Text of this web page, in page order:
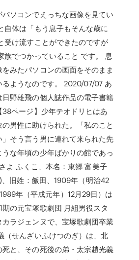
ソコンでえっちな画像を見てい
自体は「もう息子もそんな歳に
受け流すことができたのですが
族でつかっていること です。 息
みたパソコンの画面をそのまま
るようなのです。 2020/07/07 あ
野雄飛の個人誌作品の電子書籍
ページ】少年テオドリヒはあ
男性に助けられた。「私のこと
そう言う男に連れて来られた先
な年頃の少年ばかりの館であっ
よ ふくこ、本名：東郷 富美子
旧姓：飯田、1909年（明治42
年（平成元年）12月29日）は
の元宝塚歌劇団 月組男役スタ
ラジェンヌで、宝塚歌劇団卒業
（せんざいふけつのぎ）は、北
と、その死後の弟・太宗趙光義